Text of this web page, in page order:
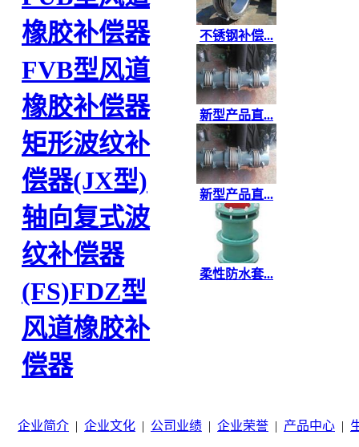
橡胶补偿器
FVB型风道
橡胶补偿器
矩形波纹补
偿器(JX型)
轴向复式波
纹补偿器
(FS)FDZ型
风道橡胶补
偿器
不锈钢补偿...
新型产品直...
新型产品直...
柔性防水套...
企业简介 | 企业文化 | 公司业绩 | 企业荣誉 | 产品中心 |